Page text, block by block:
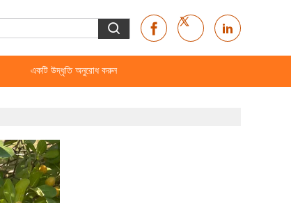
একটি উদ্ধৃতি অনুরোধ করুন